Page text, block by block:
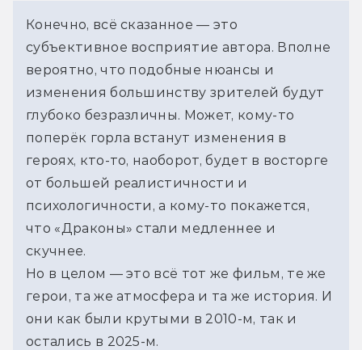
Конечно, всё сказанное — это
субъективное восприятие автора. Вполне
вероятно, что подобные нюансы и
изменения большинству зрителей будут
глубоко безразличны. Может, кому-то
поперёк горла встанут изменения в
героях, кто-то, наоборот, будет в восторге
от большей реалистичности и
психологичности, а кому-то покажется,
что «Драконы» стали медленнее и
скучнее.
Но в целом — это всё тот же фильм, те же
герои, та же атмосфера и та же история. И
они как были крутыми в 2010-м, так и
остались в 2025-м.